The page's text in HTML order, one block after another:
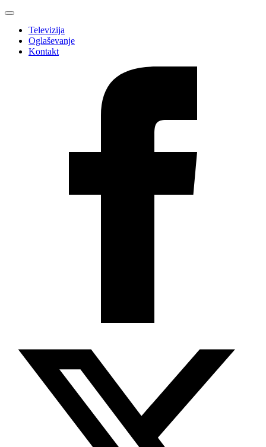
Televizija
Oglaševanje
Kontakt